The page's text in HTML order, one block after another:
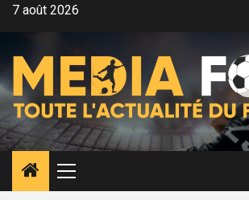
Aller7 août 2026
Menu
principal